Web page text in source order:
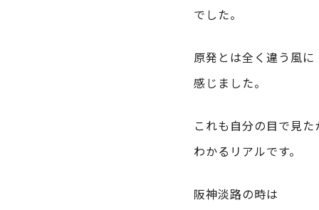
でした。
原発とは全く違う風に
感じました。
これも自分の目で見た
わかるリアルです。
阪神淡路の時は